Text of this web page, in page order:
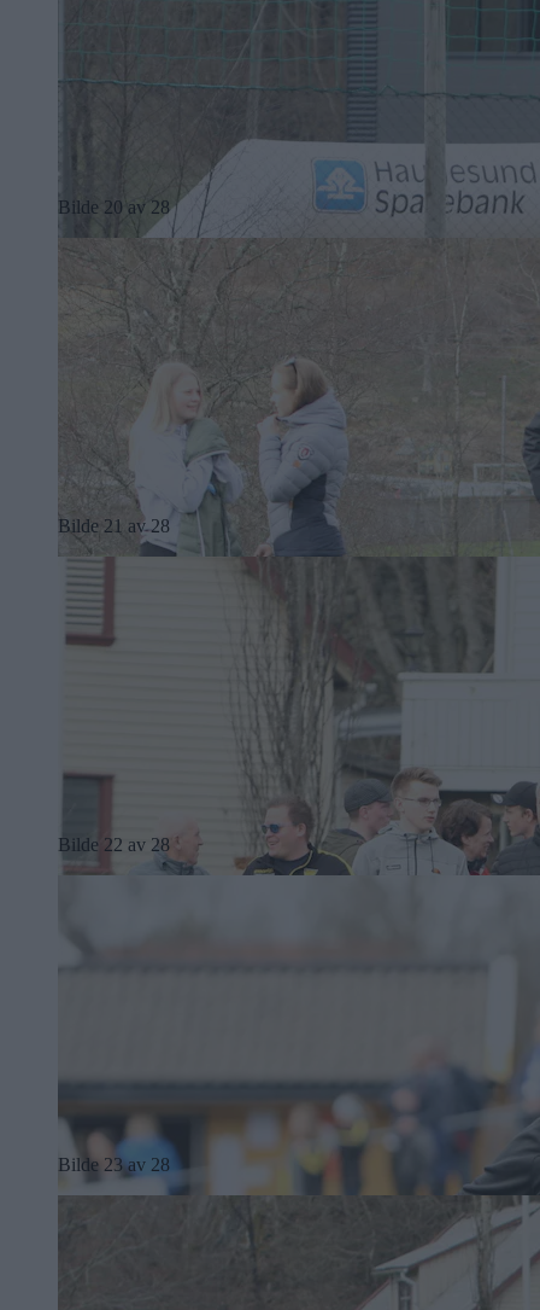
Bilde 20 av 28
Bilde 21 av 28
Bilde 22 av 28
Bilde 23 av 28